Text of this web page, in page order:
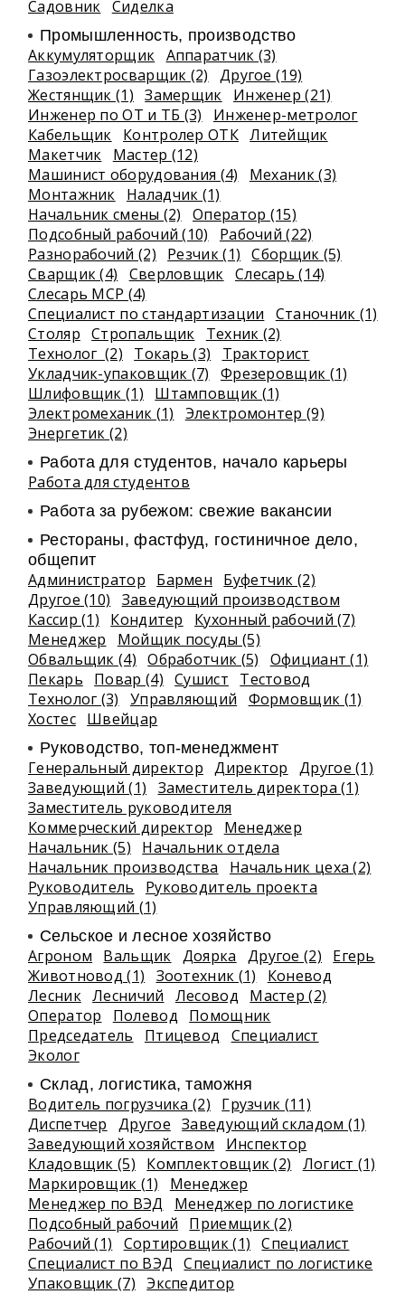
Садовник Сиделка
Промышленность, производство
Аккумуляторщик Аппаратчик (3)
Газоэлектросварщик (2)
Другое (19)
Жестянщик (1)
Замерщик
Инженер (21)
Инженер по ОТ и ТБ (3)
Инженер-метролог
Кабельщик
Контролер ОТК Литейщик
Макетчик
Мастер (12)
Машинист оборудования (4)
Механик (3)
Монтажник
Наладчик (1)
Начальник смены (2)
Оператор (15)
Подсобный рабочий (10)
Рабочий (22)
Разнорабочий (2)
Резчик (1)
Сборщик (5)
Сварщик (4)
Сверловщик Слесарь (14)
Слесарь МСР (4)
Специалист по стандартизации
Станочник (1)
Столяр Стропальщик
Техник (2)
Технолог (2)
Токарь (3)
Тракторист
Укладчик-упаковщик (7)
Фрезеровщик (1)
Шлифовщик (1)
Штамповщик (1)
Электромеханик (1)
Электромонтер (9)
Энергетик (2)
Работа для студентов, начало карьеры
Работа для студентов
Работа за рубежом: свежие вакансии
Рестораны, фастфуд, гостиничное дело,
общепит
Администратор Бармен
Буфетчик (2)
Другое (10)
Заведующий производством
Кассир (1)
Кондитер
Кухонный рабочий (7)
Менеджер
Мойщик посуды (5)
Обвальщик (4)
Обработчик (5)
Официант (1)
Пекарь
Повар (4) Сушист
Тестовод
Технолог (3)
Управляющий
Формовщик (1)
Хостес Швейцар
Руководство, топ-менеджмент
Генеральный директор Директор
Другое (1)
Заведующий (1)
Заместитель директора (1)
Заместитель руководителя
Коммерческий директор
Менеджер
Начальник (5)
Начальник отдела
Начальник производства
Начальник цеха (2)
Руководитель
Руководитель проекта
Управляющий (1)
Сельское и лесное хозяйство
Агроном Вальщик Доярка Другое (2)
Егерь
Животновод (1)
Зоотехник (1)
Коневод
Лесник Лесничий Лесовод
Мастер (2)
Оператор
Полевод
Помощник
Председатель
Птицевод
Специалист
Эколог
Склад, логистика, таможня
Водитель погрузчика (2)
Грузчик (11)
Диспетчер
Другое Заведующий складом (1)
Заведующий хозяйством
Инспектор
Кладовщик (5)
Комплектовщик (2)
Логист (1)
Маркировщик (1)
Менеджер
Менеджер по ВЭД
Менеджер по логистике
Подсобный рабочий
Приемщик (2)
Рабочий (1)
Сортировщик (1)
Специалист
Специалист по ВЭД
Специалист по логистике
Упаковщик (7)
Экспедитор